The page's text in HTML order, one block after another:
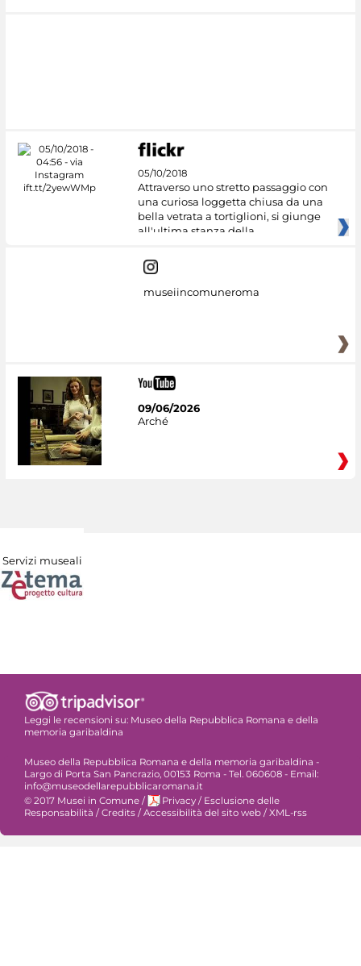
05/10/2018
Attraverso uno stretto passaggio con
una curiosa loggetta chiusa da una
bella vetrata a tortiglioni, si giunge
all'ultima stanza della
museiincomuneroma
09/06/2026
Arché
Servizi museali
Leggi le recensioni su: Museo della Repubblica Romana e della
memoria garibaldina
Museo della Repubblica Romana e della memoria garibaldina -
Largo di Porta San Pancrazio, 00153 Roma - Tel. 060608 - Email:
info@museodellarepubblicaromana.it
© 2017 Musei in Comune / Privacy / Esclusione delle
Responsabilità /Credits /Accessibilità del sito web /XML-rss